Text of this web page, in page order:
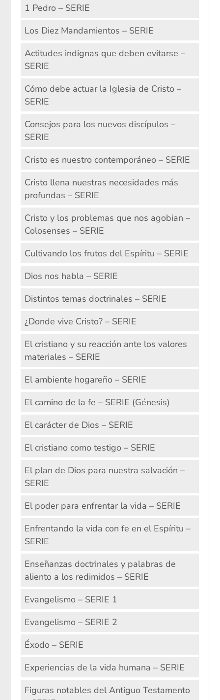
1 Pedro – SERIE
Los Diez Mandamientos – SERIE
Actitudes indignas que deben evitarse –
SERIE
Cómo debe actuar la Iglesia de Cristo –
SERIE
Consejos para los nuevos discípulos –
SERIE
Cristo es nuestro contemporáneo – SERIE
Cristo llena nuestras necesidades más
profundas – SERIE
Cristo y los problemas que nos agobian –
Colosenses – SERIE
Cultivando los frutos del Espíritu – SERIE
Dios nos habla – SERIE
Distintos temas doctrinales – SERIE
¿Donde vive Cristo? – SERIE
El cristiano y su reacción ante los valores
materiales – SERIE
El ambiente hogareño – SERIE
El camino de la fe – SERIE (Génesis)
El carácter de Dios – SERIE
El cristiano como testigo – SERIE
El plan de Dios para nuestra salvación –
SERIE
El poder para enfrentar la vida – SERIE
Enfrentando la vida con fe en el Espíritu –
SERIE
Enseñanzas doctrinales y palabras de
aliento a los redimidos – SERIE
Evangelismo – SERIE 1
Evangelismo – SERIE 2
Éxodo – SERIE
Experiencias de la vida humana – SERIE
Figuras notables del Antiguo Testamento